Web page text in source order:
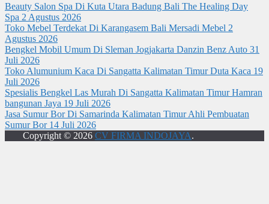
Beauty Salon Spa Di Kuta Utara Badung Bali The Healing Day
Spa 2 Agustus 2026
Toko Mebel Terdekat Di Karangasem Bali Mersadi Mebel 2
Agustus 2026
Bengkel Mobil Umum Di Sleman Jogjakarta Danzin Benz Auto 31
Juli 2026
Toko Alumunium Kaca Di Sangatta Kalimatan Timur Duta Kaca 19
Juli 2026
Spesialis Bengkel Las Murah Di Sangatta Kalimatan Timur Hamran
bangunan Jaya 19 Juli 2026
Jasa Sumur Bor Di Samarinda Kalimatan Timur Ahli Pembuatan
Sumur Bor 14 Juli 2026
Copyright © 2026 CV FIRMA INDOJAYA.